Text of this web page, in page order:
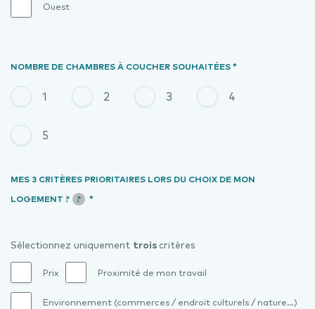
Ouest
NOMBRE DE CHAMBRES À COUCHER SOUHAITÉES *
1 2 3 4
5
MES 3 CRITÈRES PRIORITAIRES LORS DU CHOIX DE MON
LOGEMENT ?
? *
Sélectionnez uniquement trois critères
Prix Proximité de mon travail
Environnement (commerces / endroit culturels / nature…)